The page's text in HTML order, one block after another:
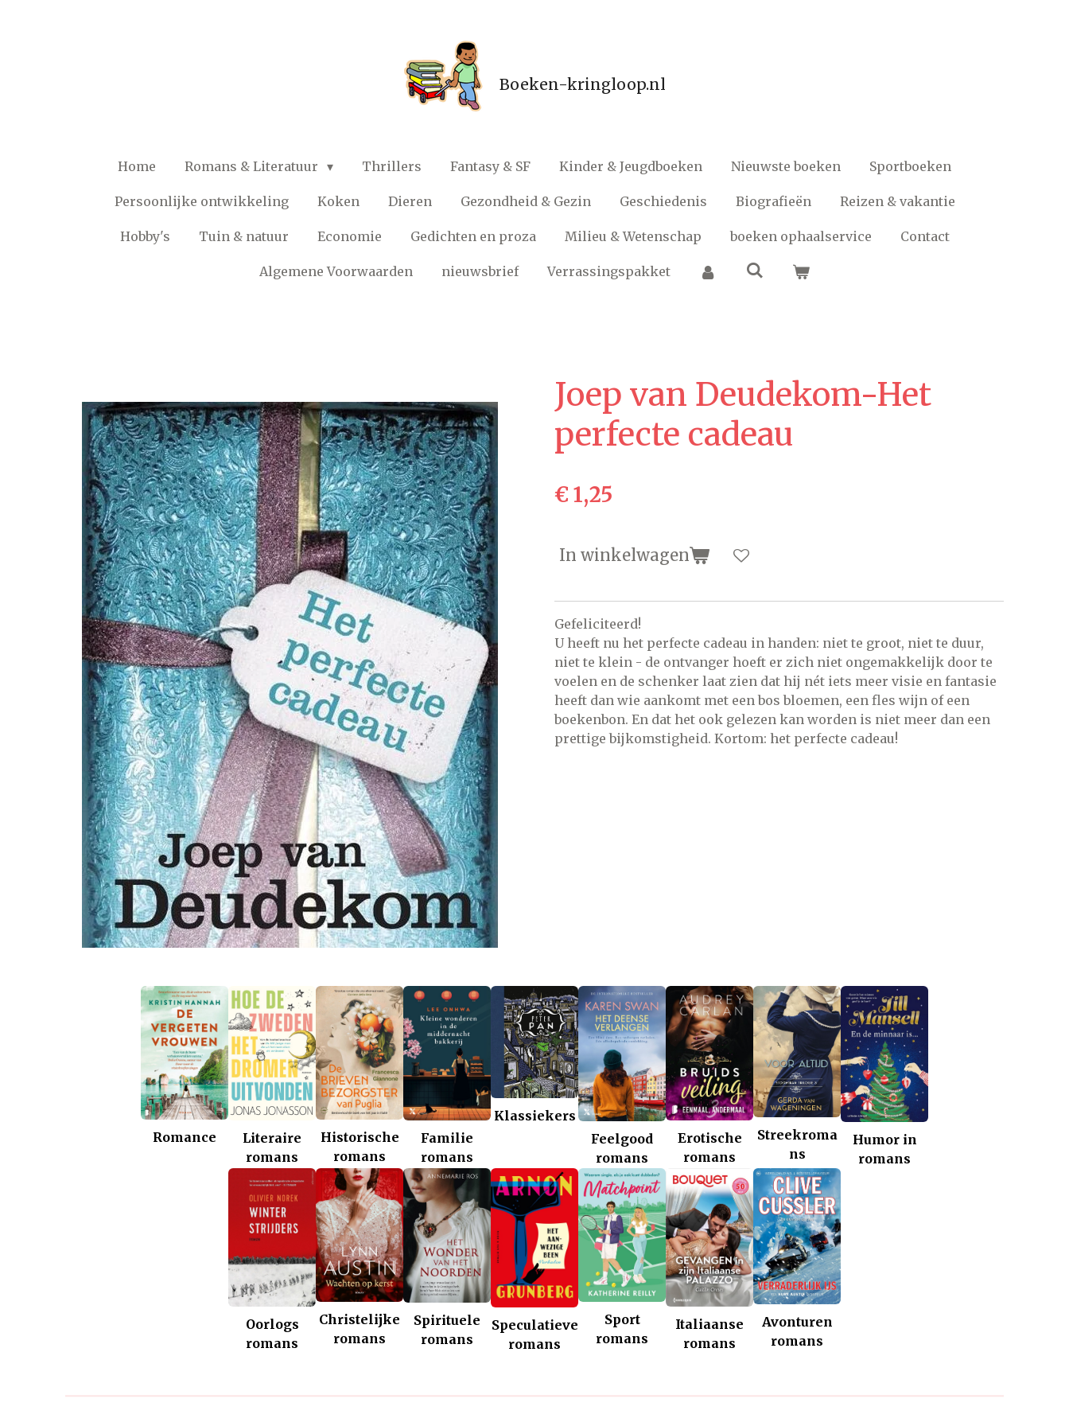
Boeken-kringloop.nl
Home Romans & Literatuur Thrillers Fantasy & SF Kinder & Jeugdboeken Nieuwste boeken Sportboeken
Persoonlijke ontwikkeling Koken Dieren Gezondheid & Gezin Geschiedenis Biografieën Reizen & vakantie
Hobby's Tuin & natuur Economie Gedichten en proza Milieu & Wetenschap boeken ophaalservice Contact
Algemene Voorwaarden nieuwsbrief Verrassingspakket
Joep van Deudekom-Het
perfecte cadeau
€ 1,25
In winkelwagen
Gefeliciteerd!
U heeft nu het perfecte cadeau in handen: niet te groot, niet te duur,
niet te klein - de ontvanger hoeft er zich niet ongemakkelijk door te
voelen en de schenker laat zien dat hij nét iets meer visie en fantasie
heeft dan wie aankomt met een bos bloemen, een fles wijn of een
boekenbon. En dat het ook gelezen kan worden is niet meer dan een
prettige bijkomstigheid. Kortom: het perfecte cadeau!
Romance
Literaire
romans
Historische
romans
Familie
romans
Klassiekers
Feelgood
romans
Erotische
romans
Streekroma
ns
Humor in
romans
Oorlogs
romans
Christelijke
romans
Spirituele
romans
Speculatieve
romans
Sport
romans
Italiaanse
romans
Avonturen
romans